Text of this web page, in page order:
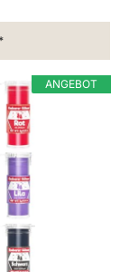
ANGEBOT